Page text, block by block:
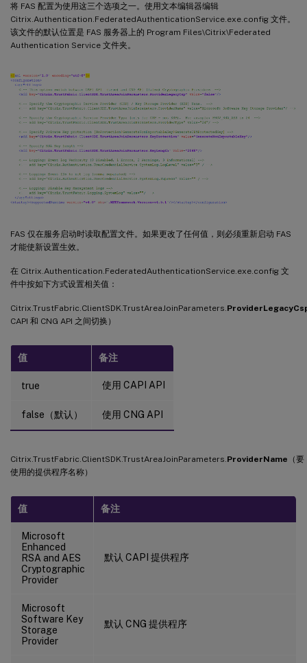
将 FAS 配置为使用这三个选项之一。使用文本编辑器编辑
Citrix.Authentication.FederatedAuthenticationService.exe.config 文件。
该文件的默认位置是 FAS 服务器上的 Program Files\Citrix\Federated
Authentication Service 文件夹。
FAS 仅在服务启动时读取配置文件。如果更改了任何值，则必须重新启动 FAS
才能使新设置生效。
在 Citrix.Authentication.FederatedAuthenticationService.exe.config 文
件中按如下方式设置相关值：
Citrix.TrustFabric.ClientSDK.TrustAreaJoinParameters.
CAPI 和 CNG API 之间切换）
值 备注
true 使用 CAPI API
false（默认） 使用 CNG API
Citrix.TrustFabric.ClientSDK.TrustAreaJoinParameters. ProviderName （要
使用的提供程序名称）
值 备注
Microsoft
Enhanced
RSA and AES
Cryptographic
Provider
默认 CAPI 提供程序
Microsoft
Software Key
Storage
Provider
默认 CNG 提供程序